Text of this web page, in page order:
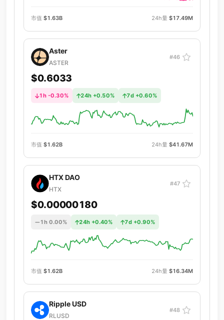
市值 $1.63B 24h量 $17.49M
Aster
ASTER
#46
$0.6033
1h -0.30% 24h +0.50% 7d +0.60%
市值 $1.62B 24h量 $41.67M
HTX DAO
HTX
#47
$0.00000180
1h 0.00% 24h +0.40% 7d +0.90%
市值 $1.62B 24h量 $16.34M
Ripple USD
RLUSD
#48